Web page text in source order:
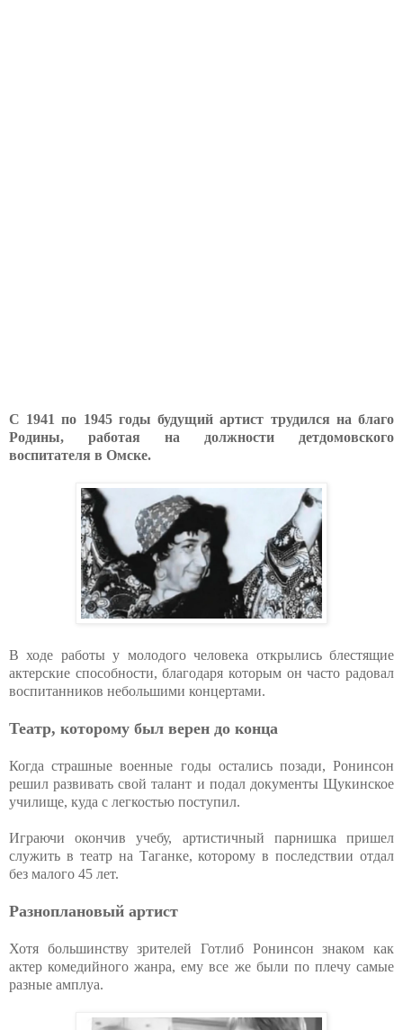
С 1941 по 1945 годы будущий артист трудился на благо
Родины, работая на должности детдомовского
воспитателя в Омске.
В ходе работы у молодого человека открылись блестящие
актерские способности, благодаря которым он часто радовал
воспитанников небольшими концертами.
Театр, которому был верен до конца
Когда страшные военные годы остались позади, Ронинсон
решил развивать свой талант и подал документы Щукинское
училище, куда с легкостью поступил.
Играючи окончив учебу, артистичный парнишка пришел
служить в театр на Таганке, которому в последствии отдал
без малого 45 лет.
Разноплановый артист
Хотя большинству зрителей Готлиб Ронинсон знаком как
актер комедийного жанра, ему все же были по плечу самые
разные амплуа.